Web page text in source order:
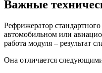
Важные
Рефрижератор
автомобильном или
работа модуля – результат
Она отличается